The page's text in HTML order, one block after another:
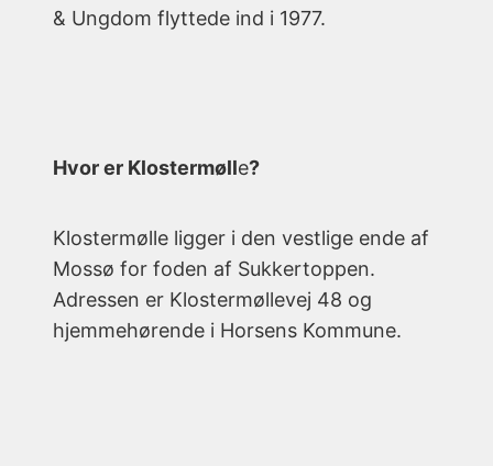
& Ungdom flyttede ind i 1977.
Hvor er Klostermølle?
Klostermølle ligger i den vestlige ende af
Mossø for foden af Sukkertoppen.
Adressen er Klostermøllevej 48 og
hjemmehørende i Horsens Kommune.